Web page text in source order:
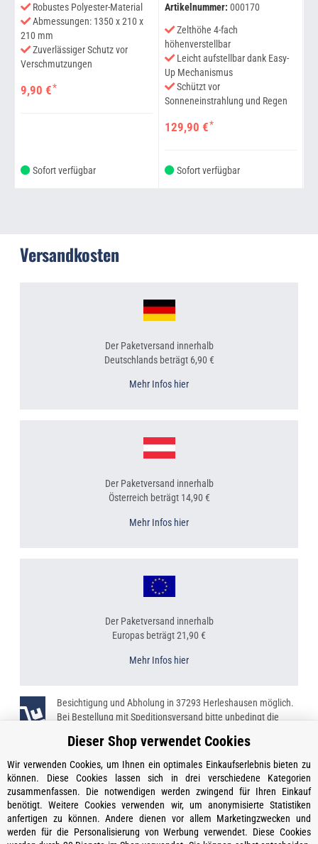
Robustes Polyester-Material
Abmessungen: 1350 x 210 x
210 mm
Zuverlässiger Schutz vor
Verschmutzungen
9,90 €*
Sofort verfügbar
Artikelnummer: 000170
Zelthöhe 4-fach
höhenverstellbar
Leicht aufstellbar dank Easy-
Up Mechanismus
Schützt vor
Sonneneinstrahlung und Regen
129,90 €*
Sofort verfügbar
Versandkosten
Der Paketversand innerhalb
Deutschlands beträgt 6,90 €
Mehr Infos hier
Der Paketversand innerhalb
Österreich beträgt 14,90 €
Mehr Infos hier
Der Paketversand innerhalb
Europas beträgt 21,90 €
Mehr Infos hier
Besichtigung und Abholung in 37293 Herleshausen möglich.
Bei Bestellung mit Speditionsversand bitte unbedingt die
Kontakt
Öffnungszeiten
Dieser Shop verwendet Cookies
Wir verwenden Cookies, um Ihnen ein optimales Einkaufserlebnis bieten zu
können. Diese Cookies lassen sich in drei verschiedene Kategorien
zusammenfassen. Die notwendigen werden zwingend für Ihren Einkauf
benötigt. Weitere Cookies verwenden wir, um anonymisierte Statistiken
anfertigen zu können. Andere dienen vor allem Marketingzwecken und
werden für die Personalisierung von Werbung verwendet. Diese Cookies